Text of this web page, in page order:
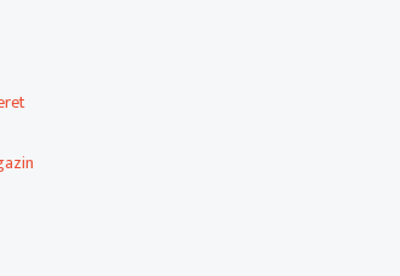
hat rendtársával megalapította a Szeplőtelen
szentelték Rómában, majd tanított